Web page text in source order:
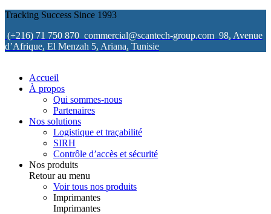
Tracking Success Since 1993
(+216) 71 750 870 commercial@scantech-group.com 98, Avenue
d’Afrique, El Menzah 5, Ariana, Tunisie
Accueil
À propos
Qui sommes-nous
Partenaires
Nos solutions
Logistique et traçabilité
SIRH
Contrôle d’accès et sécurité
Nos produits
Retour au menu
Voir tous nos produits
Imprimantes
Imprimantes